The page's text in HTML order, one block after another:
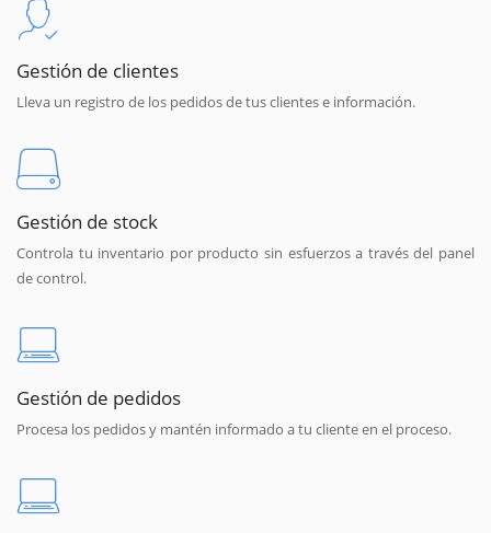
Gestión de clientes
Lleva un registro de los pedidos de tus clientes e información.
Gestión de stock
Controla tu inventario por producto sin esfuerzos a través del panel
de control.
Gestión de pedidos
Procesa los pedidos y mantén informado a tu cliente en el proceso.